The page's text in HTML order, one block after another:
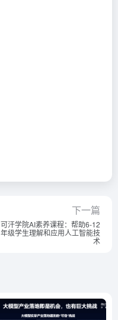
下一篇
可汗学院AI素养课程：帮助6-12
年级学生理解和应用人工智能技
术